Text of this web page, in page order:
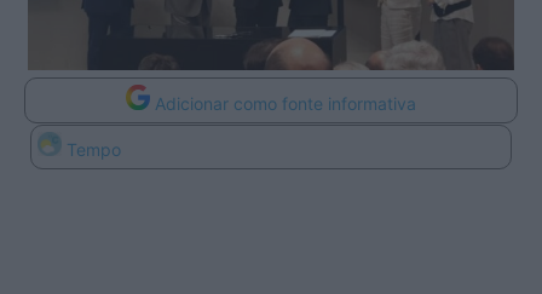
Adicionar como fonte informativa
Tempo